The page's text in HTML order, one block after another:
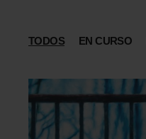
TODOS EN CURSO